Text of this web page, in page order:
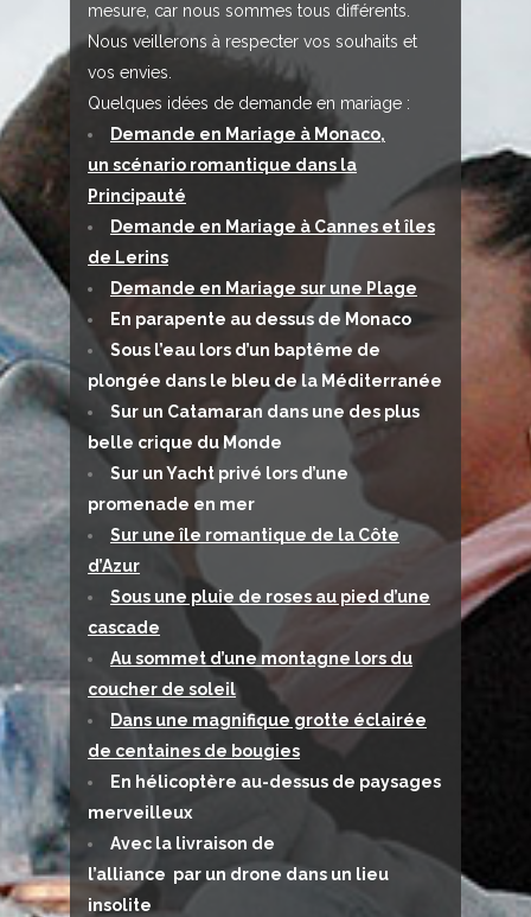
mesure, car nous sommes tous différents.
Nous veillerons à respecter vos souhaits et
vos envies.
Quelques idées de demande en mariage :
Demande en Mariage à Monaco,
un scénario romantique dans la
Principauté
Demande en Mariage à Cannes et îles
de Lerins
Demande en Mariage sur une Plage
En parapente au dessus de Monaco
Sous l’eau lors d’un baptême de
plongée dans le bleu de la Méditerranée
Sur un Catamaran dans une des plus
belle crique du Monde
Sur un Yacht privé lors d’une
promenade en mer
Sur une île romantique de la Côte
d’Azur
Sous une pluie de roses au pied d’une
cascade
Au sommet d’une montagne lors du
coucher de soleil
Dans une magnifique grotte éclairée
de centaines de bougies
En hélicoptère au-dessus de paysages
merveilleux
Avec la livraison de
l’alliance par un drone dans un lieu
insolite